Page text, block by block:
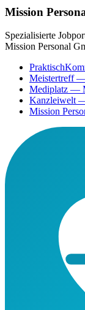
Mission
Spezialisierte
Mission Personal
Meistertreff—
Mediplatz —
Kanzleiwelt
Mission